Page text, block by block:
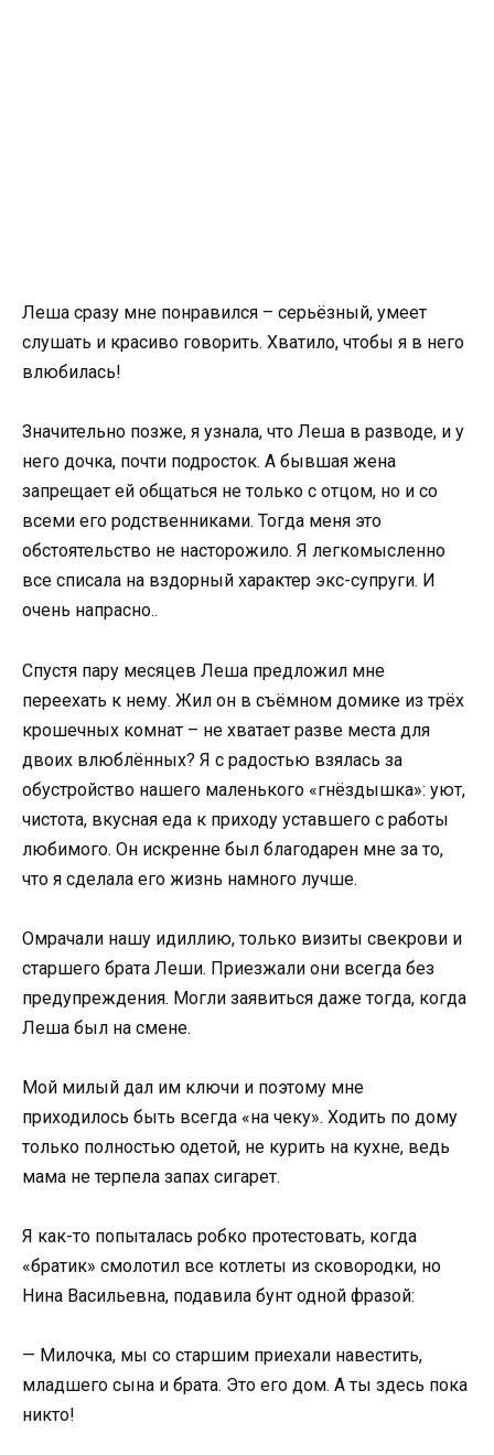
Леша сразу мне понравился – серьёзный, умеет
слушать и красиво говорить. Хватило, чтобы я в него
влюбилась!
Значительно позже, я узнала, что Леша в разводе, и у
него дочка, почти подросток. А бывшая жена
запрещает ей общаться не только с отцом, но и со
всеми его родственниками. Тогда меня это
обстоятельство не насторожило. Я легкомысленно
все списала на вздорный характер экс-супруги. И
очень напрасно..
Спустя пару месяцев Леша предложил мне
переехать к нему. Жил он в съёмном домике из трёх
крошечных комнат – не хватает разве места для
двоих влюблённых? Я с радостью взялась за
обустройство нашего маленького «гнёздышка»: уют,
чистота, вкусная еда к приходу уставшего с работы
любимого. Он искренне был благодарен мне за то,
что я сделала его жизнь намного лучше.
Омрачали нашу идиллию, только визиты свекрови и
старшего брата Леши. Приезжали они всегда без
предупреждения. Могли заявиться даже тогда, когда
Леша был на смене.
Мой милый дал им ключи и поэтому мне
приходилось быть всегда «на чеку». Ходить по дому
только полностью одетой, не курить на кухне, ведь
мама не терпела запах сигарет.
Я как-то попыталась робко протестовать, когда
«братик» смолотил все котлеты из сковородки, но
Нина Васильевна, подавила бунт одной фразой:
— Милочка, мы со старшим приехали навестить,
младшего сына и брата. Это его дом. А ты здесь пока
никто!